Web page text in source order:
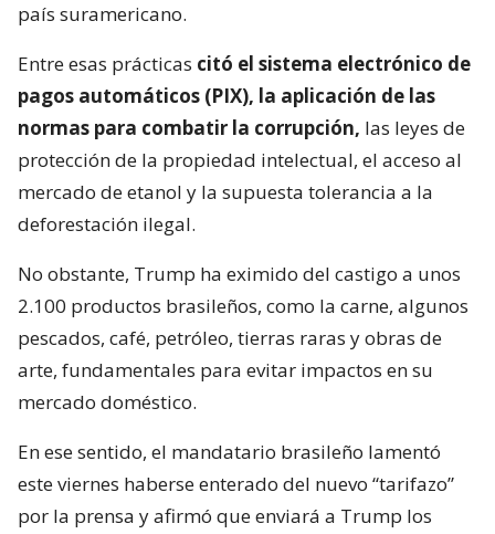
país suramericano.
Entre esas prácticas citó el sistema electrónico de
pagos automáticos (PIX), la aplicación de las
normas para combatir la corrupción, las leyes de
protección de la propiedad intelectual, el acceso al
mercado de etanol y la supuesta tolerancia a la
deforestación ilegal.
No obstante, Trump ha eximido del castigo a unos
2.100 productos brasileños, como la carne, algunos
pescados, café, petróleo, tierras raras y obras de
arte, fundamentales para evitar impactos en su
mercado doméstico.
En ese sentido, el mandatario brasileño lamentó
este viernes haberse enterado del nuevo “tarifazo”
por la prensa y afirmó que enviará a Trump los